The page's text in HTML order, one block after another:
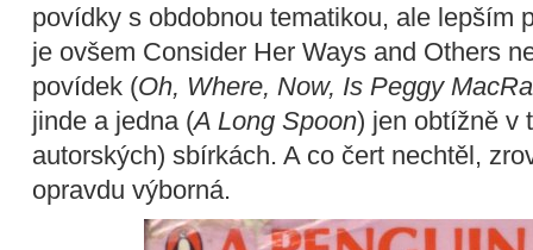
povídky s obdobnou tematikou, ale lepším
je ovšem Consider Her Ways and Others
povídek (Oh, Where, Now, Is Peggy
jinde a jedna (A Long Spoon) jen obtížně v
autorských) sbírkách. A co čert nechtěl,
opravdu výborná.